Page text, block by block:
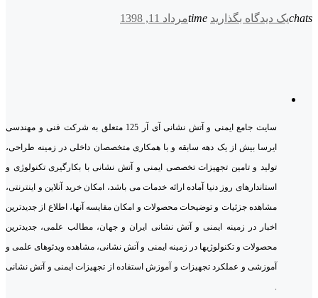
chatsیک دیدگاه بگذارید timeمرداد 11, 1398
سایت جامع ایمنی و آتش نشانی آی آر 125 متعلق به شرکت فنی و مهندسی
ایرسا بیش از یک دهه سابقه و با همکاری متخصصان داخلی در زمینه طراحی،
تولید و تامین تجهیزات تخصصی ایمنی و آتش نشانی با بکارگیری تکنولوژی و
استاندارهای روز دنیا آماده ارائه خدمات می باشد، امکان خرید آنلاین و اینترنتی،
مشاهده جزئیات و توضیحات محصولات و امکان مقایسه آنها، اطلاع از جدیدترین
اخبار در زمینه ایمنی و آتش نشانی ایران و جهان، مطالب علمی، جدیدترین
محصولات و تکنولوژیها در زمینه ایمنی و آتش نشانی، مشاهده ویدئوهای علمی و
آموزشی و عملکرد تجهیزات و آموزش استفاده از تجهیزات ایمنی و آتش نشانی
.